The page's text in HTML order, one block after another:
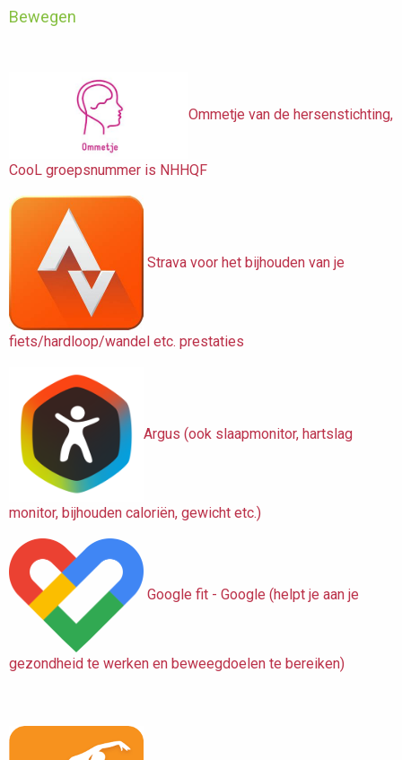
Bewegen
Ommetje van de hersenstichting,
CooL groepsnummer is NHHQF
Strava voor het bijhouden van je
fiets/hardloop/wandel etc. prestaties
Argus (ook slaapmonitor, hartslag
monitor, bijhouden caloriën, gewicht etc.)
Google fit - Google (helpt je aan je
gezondheid te werken en beweegdoelen te bereiken)